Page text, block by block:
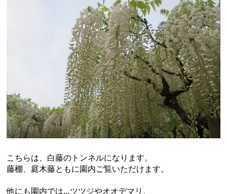
こちらは、白藤のトンネルになります。
藤棚、庭木藤ともに園内ご覧いただけます。
他にも園内では…ツツジやオオデマリ、